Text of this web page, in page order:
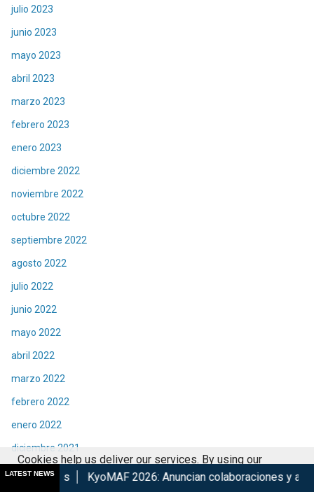
julio 2023
junio 2023
mayo 2023
abril 2023
marzo 2023
febrero 2023
enero 2023
diciembre 2022
noviembre 2022
octubre 2022
septiembre 2022
agosto 2022
julio 2022
junio 2022
mayo 2022
abril 2022
marzo 2022
febrero 2022
enero 2022
diciembre 2021
noviembre 2021
LATEST NEWS2026: Anuncian colaboraciones y actividades de su
Cookies help us deliver our services. By using our
services, you agree to our use of cookies.
Got it